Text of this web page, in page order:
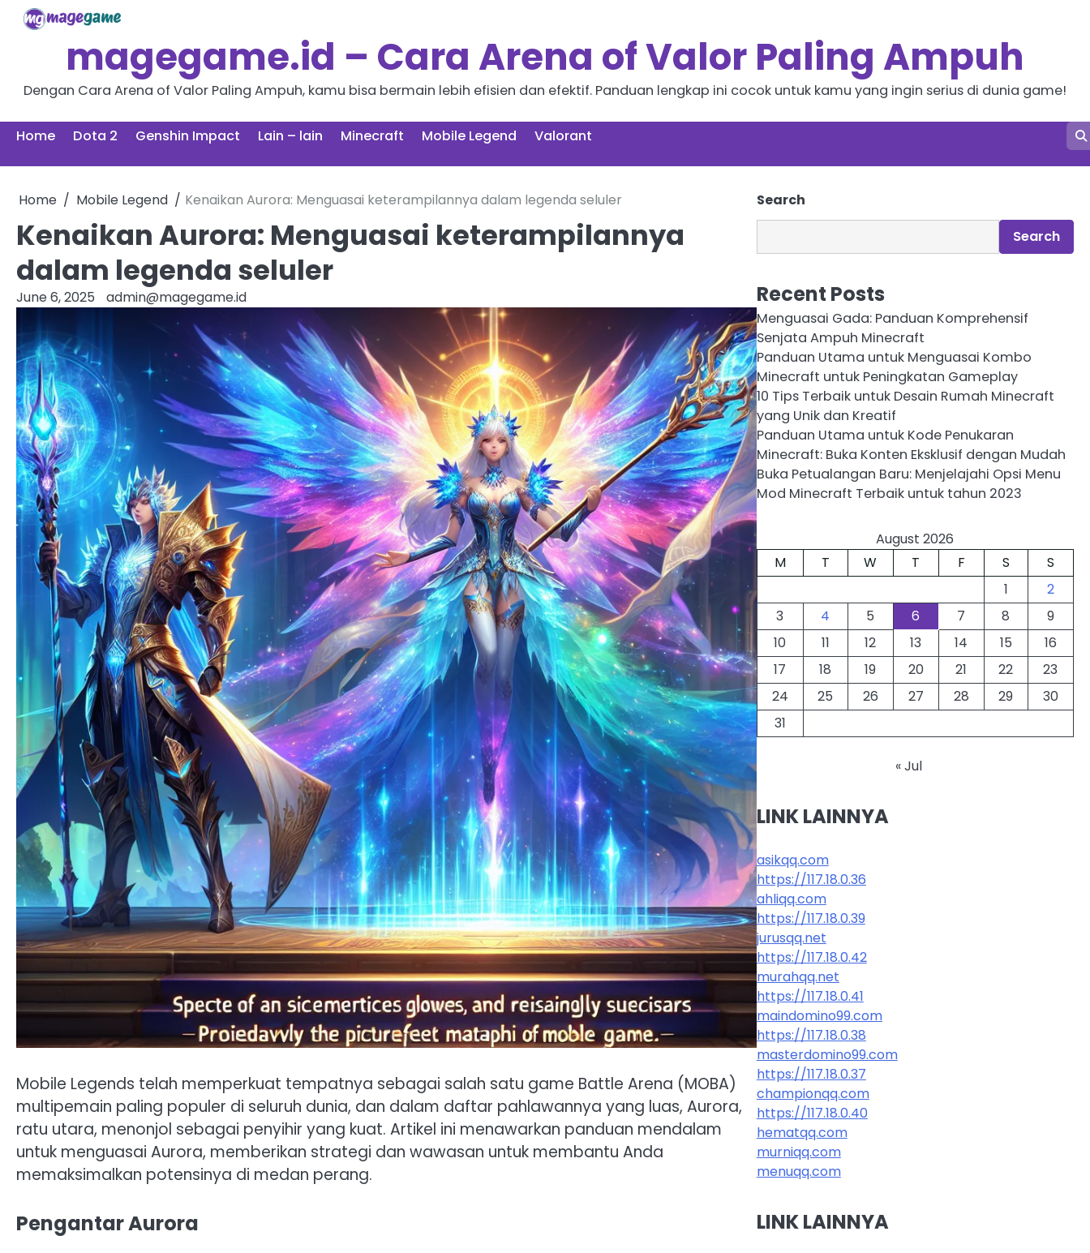
Skip
magegame.id – Cara Arena of Valor Paling Ampuh
Dengan Cara Arena of Valor Paling Ampuh, kamu bisa bermain lebih efisien dan efektif. Panduan lengkap ini cocok untuk kamu yang ingin serius di dunia game!
Home Dota 2 Genshin Impact Lain – lain Minecraft Mobile Legend Valorant
Home Mobile Legend Kenaikan Aurora: Menguasai keterampilannya dalam legenda seluler
Kenaikan Aurora: Menguasai keterampilannya
dalam legenda seluler
June 6, 2025 admin@magegame.id
Mobile Legends telah memperkuat tempatnya sebagai salah satu game Battle Arena (MOBA)
multipemain paling populer di seluruh dunia, dan dalam daftar pahlawannya yang luas, Aurora,
ratu utara, menonjol sebagai penyihir yang kuat. Artikel ini menawarkan panduan mendalam
untuk menguasai Aurora, memberikan strategi dan wawasan untuk membantu Anda
memaksimalkan potensinya di medan perang.
Pengantar Aurora
Search
Search
Recent Posts
Menguasai Gada: Panduan Komprehensif
Senjata Ampuh Minecraft
Panduan Utama untuk Menguasai Kombo
Minecraft untuk Peningkatan Gameplay
10 Tips Terbaik untuk Desain Rumah Minecraft
yang Unik dan Kreatif
Panduan Utama untuk Kode Penukaran
Minecraft: Buka Konten Eksklusif dengan Mudah
Buka Petualangan Baru: Menjelajahi Opsi Menu
Mod Minecraft Terbaik untuk tahun 2023
August 2026
M
T W T F S
S
1
2
3
4 5 6 7 8
9
10
11 12 13 14 15
16
17
18 19 20 21 22
23
24
25 26 27 28 29
30
31
« Jul
LINK LAINNYA
asikqq.com
https://117.18.0.36
ahliqq.com
https://117.18.0.39
jurusqq.net
https://117.18.0.42
murahqq.net
https://117.18.0.41
maindomino99.com
https://117.18.0.38
masterdomino99.com
https://117.18.0.37
championqq.com
https://117.18.0.40
hematqq.com
murniqq.com
menuqq.com
LINK LAINNYA